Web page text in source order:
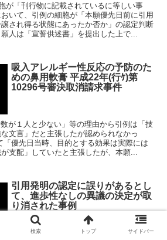
「刊行物に記載されているに等しい事
いて、引例の細胞が「本願優先日前に引用
され得る状態にあったか否か」の認定判断
人は「宣誓供述書」を提出した上で...
吸入アレルギー性反応の予防のた
めの鼻用軟膏 平成22年(行ｹ)第
10296号審決取消請求事件
１人と少ない」等の理由から引例は「技
文言」だと主張したが認められなかっ
「優先日当時、目的とする効果は実際には
支配」していたと主張したが、本願...
引用発明の認定に誤りがあるとし
て、進歩性なしの異議の決定が取
り消された事例
検索 トップ サイドバー